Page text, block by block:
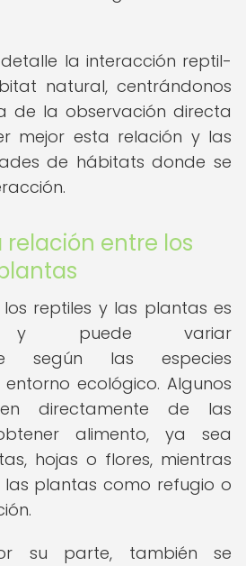
la interacción reptil-
natural, centrándonos
de la observación directa
mejor esta relación y las
de hábitats donde se
relación entre los
reptiles y las plantas es
y puede variar
según las especies
ecológico. Algunos
directamente de las
alimento, ya sea
hojas o flores, mientras
las plantas como refugio o
su parte, también se